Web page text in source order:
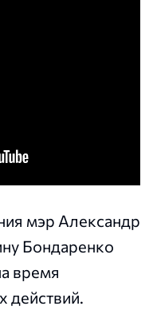
мэр Александр
Бондаренко
время
действий.